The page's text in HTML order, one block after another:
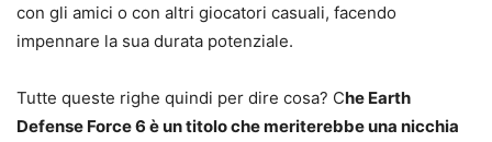
con gli amici o con altri giocatori casuali, facendo
impennare la sua durata potenziale.
Tutte queste righe quindi per dire cosa? Che Earth
Defense Force 6 è un titolo che meriterebbe una nicchia